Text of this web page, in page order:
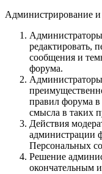
Администрирование
редактировать,
сообщения и
форума.
правил форума в
смысла в таких
Действия
администрации
Персональных
Решение
окончательным